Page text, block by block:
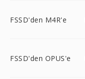
FSSD'den M4R'e
FSSD'den OPUS'e